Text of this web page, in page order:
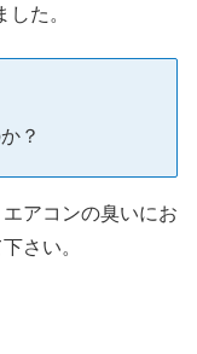
た。
？
アコンの臭いにお
さい。